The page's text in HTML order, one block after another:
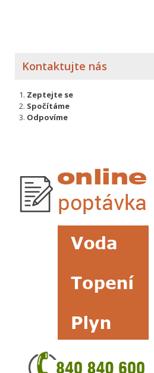
Kontaktujte nás
Zeptejte se
Spočítáme
Odpovíme